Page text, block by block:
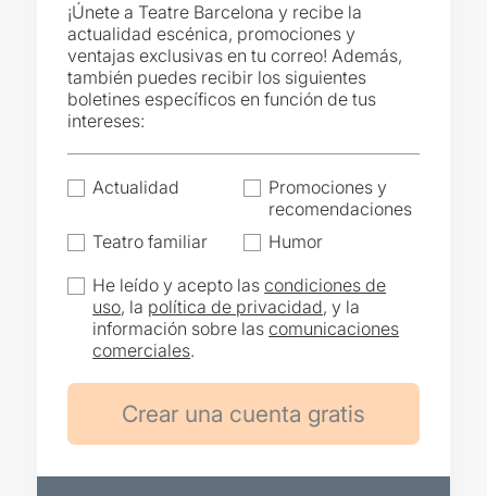
¡Únete a Teatre Barcelona y recibe la
actualidad escénica, promociones y
ventajas exclusivas en tu correo! Además,
también puedes recibir los siguientes
boletines específicos en función de tus
intereses:
Actualidad
Promociones y
recomendaciones
Teatro familiar
Humor
He leído y acepto lascondiciones de
uso, la política de privacidad, y la
información sobre lascomunicaciones
comerciales.